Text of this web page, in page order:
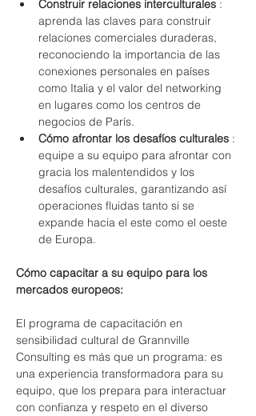
Construir relaciones interculturales :
aprenda las claves para construir
relaciones comerciales duraderas,
reconociendo la importancia de las
conexiones personales en países
como Italia y el valor del networking
en lugares como los centros de
negocios de París.
Cómo afrontar los desafíos culturales :
equipe a su equipo para afrontar con
gracia los malentendidos y los
desafíos culturales, garantizando así
operaciones fluidas tanto si se
expande hacia el este como el oeste
de Europa.
Cómo capacitar a su equipo para los
mercados europeos:
El programa de capacitación en
sensibilidad cultural de Grannville
Consulting es más que un programa: es
una experiencia transformadora para su
equipo, que los prepara para interactuar
con confianza y respeto en el diverso